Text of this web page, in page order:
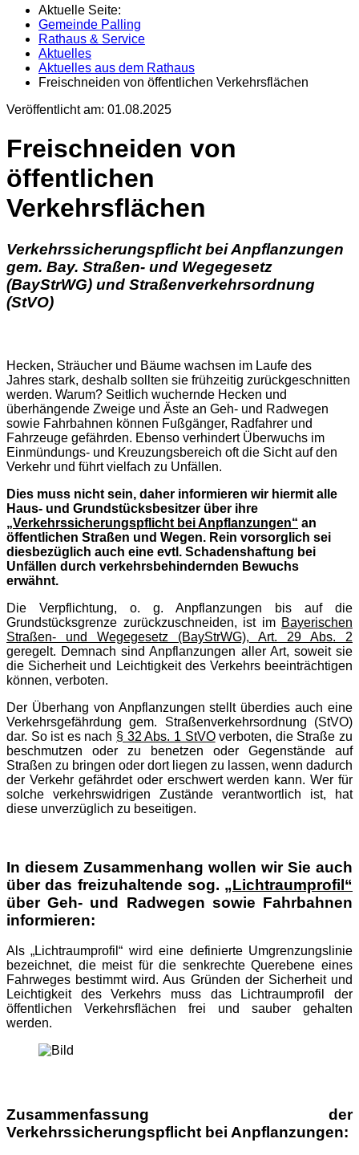
Aktuelle Seite:
Gemeinde Palling
Rathaus & Service
Aktuelles
Aktuelles aus dem Rathaus
Freischneiden von öffentlichen Verkehrsflächen
Veröffentlicht am: 01.08.2025
Freischneiden von
öffentlichen
Verkehrsflächen
Verkehrssicherungspflicht bei Anpflanzungen
gem. Bay. Straßen- und Wegegesetz
(BayStrWG) und Straßenverkehrsordnung
(StVO)
Hecken, Sträucher und Bäume wachsen im Laufe des
Jahres stark, deshalb sollten sie frühzeitig zurückgeschnitten
werden. Warum? Seitlich wuchernde Hecken und
überhängende Zweige und Äste an Geh- und Radwegen
sowie Fahrbahnen können Fußgänger, Radfahrer und
Fahrzeuge gefährden. Ebenso verhindert Überwuchs im
Einmündungs- und Kreuzungsbereich oft die Sicht auf den
Verkehr und führt vielfach zu Unfällen.
Dies muss nicht sein, daher informieren wir hiermit alle
Haus- und Grundstücksbesitzer über ihre
„Verkehrssicherungspflicht bei Anpflanzungen“ an
öffentlichen Straßen und Wegen. Rein vorsorglich sei
diesbezüglich auch eine evtl. Schadenshaftung bei
Unfällen durch verkehrsbehindernden Bewuchs
erwähnt.
Die Verpflichtung, o. g. Anpflanzungen bis auf die
Grundstücksgrenze zurückzuschneiden, ist im Bayerischen
Straßen- und Wegegesetz (BayStrWG), Art. 29 Abs. 2
geregelt. Demnach sind Anpflanzungen aller Art, soweit sie
die Sicherheit und Leichtigkeit des Verkehrs beeinträchtigen
können, verboten.
Der Überhang von Anpflanzungen stellt überdies auch eine
Verkehrsgefährdung gem. Straßenverkehrsordnung (StVO)
dar. So ist es nach § 32 Abs. 1 StVOverboten, die Straße zu
beschmutzen oder zu benetzen oder Gegenstände auf
Straßen zu bringen oder dort liegen zu lassen, wenn dadurch
der Verkehr gefährdet oder erschwert werden kann. Wer für
solche verkehrswidrigen Zustände verantwortlich ist, hat
diese unverzüglich zu beseitigen.
In diesem Zusammenhang wollen wir Sie auch
über das freizuhaltende sog. „Lichtraumprofil“
über Geh- und Radwegen sowie Fahrbahnen
informieren:
Als „Lichtraumprofil“ wird eine definierte Umgrenzungslinie
bezeichnet, die meist für die senkrechte Querebene eines
Fahrweges bestimmt wird. Aus Gründen der Sicherheit und
Leichtigkeit des Verkehrs muss das Lichtraumprofil der
öffentlichen Verkehrsflächen frei und sauber gehalten
werden.
Zusammenfassung der
Verkehrssicherungspflicht bei Anpflanzungen: